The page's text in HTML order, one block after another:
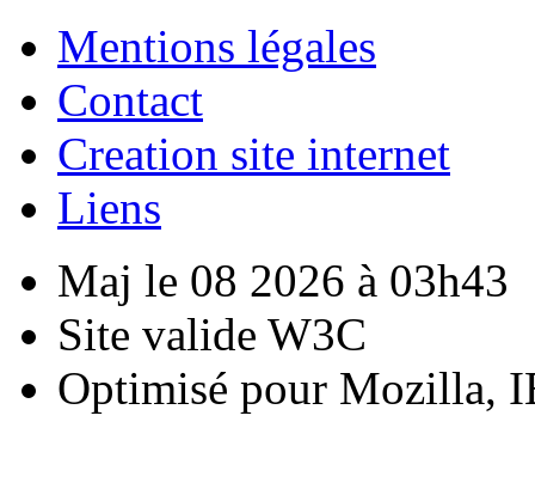
Mentions légales
Contact
Creation site internet
Liens
Maj le 08 2026 à 03h43
Site valide W3C
Optimisé pour Mozilla,